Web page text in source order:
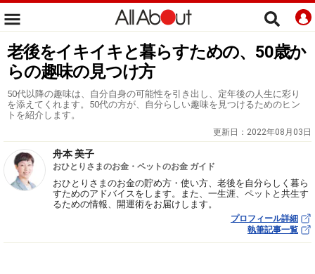
老後をイキイキと暮らすための、50歳か
らの趣味の見つけ方
50代以降の趣味は、自分自身の可能性を引き出し、定年後の人生に彩り
を添えてくれます。50代の方が、自分らしい趣味を見つけるためのヒン
トを紹介します。
更新日： 2022年08月03日
舟本 美子
おひとりさまのお金・ペットのお金 ガイド
おひとりさまのお金の貯め方・使い方、老後を自分らしく暮ら
すためのアドバイスをします。また、一生涯、ペットと共生す
るための情報、開運術をお届けします。
プロフィール詳細
執筆記事一覧